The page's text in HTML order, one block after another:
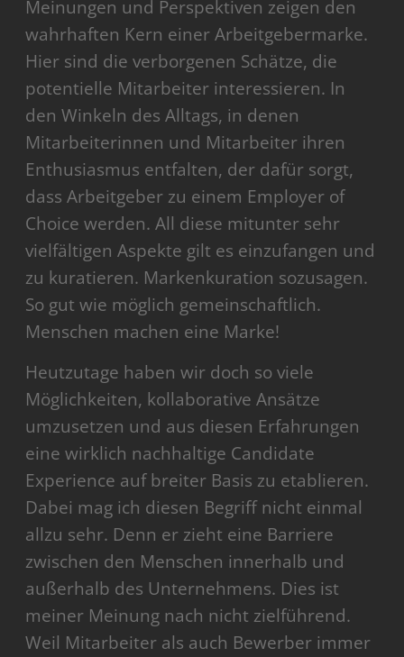
Meinungen und Perspektiven zeigen den
wahrhaften Kern einer Arbeitgebermarke.
Hier sind die verborgenen Schätze, die
potentielle Mitarbeiter interessieren. In
den Winkeln des Alltags, in denen
Mitarbeiterinnen und Mitarbeiter ihren
Enthusiasmus entfalten, der dafür sorgt,
dass Arbeitgeber zu einem Employer of
Choice werden. All diese mitunter sehr
vielfältigen Aspekte gilt es einzufangen und
zu kuratieren. Markenkuration sozusagen.
So gut wie möglich gemeinschaftlich.
Menschen machen eine Marke!
Heutzutage haben wir doch so viele
Möglichkeiten, kollaborative Ansätze
umzusetzen und aus diesen Erfahrungen
eine wirklich nachhaltige Candidate
Experience auf breiter Basis zu etablieren.
Dabei mag ich diesen Begriff nicht einmal
allzu sehr. Denn er zieht eine Barriere
zwischen den Menschen innerhalb und
außerhalb des Unternehmens. Dies ist
meiner Meinung nach nicht zielführend.
Weil Mitarbeiter als auch Bewerber immer